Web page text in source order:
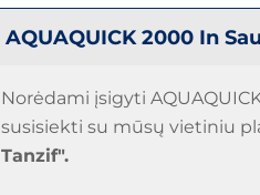
AQUAQUICK 2000 In
Norėdami įsigyti
susisiekti su mūsų vietiniu
Tanzif".